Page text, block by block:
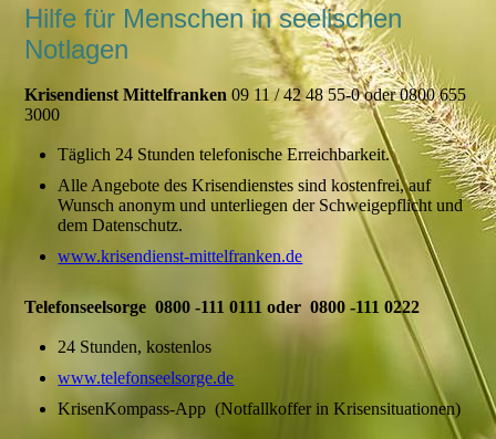
Hilfe für Menschen in seelischen
Notlagen
Krisendienst Mittelfranken 09 11 / 42 48 55-0 oder 0800 655
3000
Täglich 24 Stunden telefonische Erreichbarkeit.
Alle Angebote des Krisendienstes sind kostenfrei, auf
Wunsch anonym und unterliegen der Schweigepflicht und
dem Datenschutz.
www.krisendienst-mittelfranken.de
Telefonseelsorge 0800 -111 0111 oder 0800 -111 0222
24 Stunden, kostenlos
www.telefonseelsorge.de
KrisenKompass-App (Notfallkoffer in Krisensituationen)